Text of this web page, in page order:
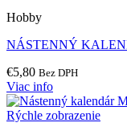
Hobby
NÁSTENNÝ
€5,80 Bez DPH
Viac info
Rýchle zobrazenie